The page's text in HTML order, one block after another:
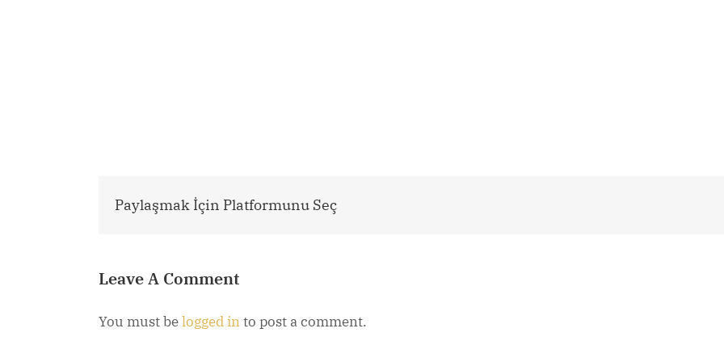
Paylaşmak İçin Platformunu Seç
Leave A Comment
You must belogged into post a comment.